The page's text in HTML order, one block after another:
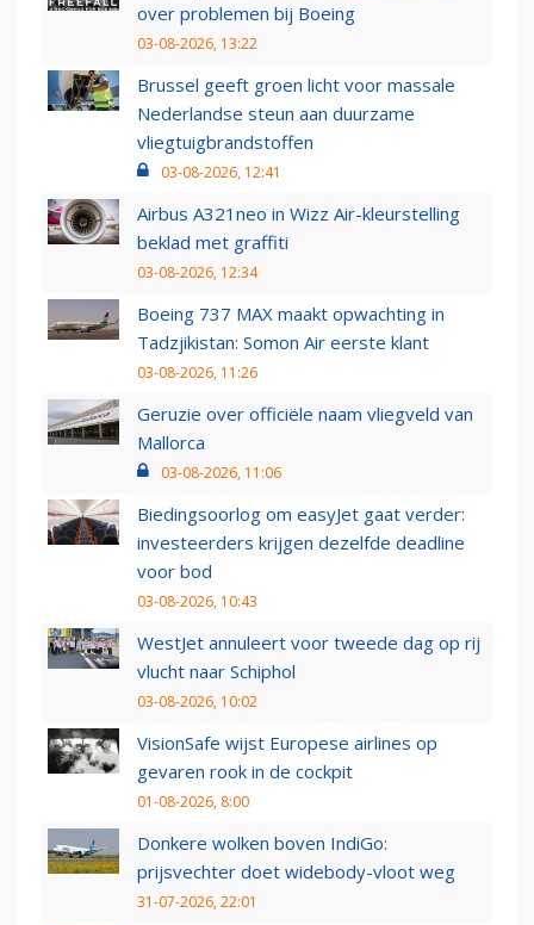
over problemen bij Boeing
03-08-2026, 13:22
Brussel geeft groen licht voor massale
Nederlandse steun aan duurzame
vliegtuigbrandstoffen
03-08-2026, 12:41
Airbus A321neo in Wizz Air-kleurstelling
beklad met graffiti
03-08-2026, 12:34
Boeing 737 MAX maakt opwachting in
Tadzjikistan: Somon Air eerste klant
03-08-2026, 11:26
Geruzie over officiële naam vliegveld van
Mallorca
03-08-2026, 11:06
Biedingsoorlog om easyJet gaat verder:
investeerders krijgen dezelfde deadline
voor bod
03-08-2026, 10:43
WestJet annuleert voor tweede dag op rij
vlucht naar Schiphol
03-08-2026, 10:02
VisionSafe wijst Europese airlines op
gevaren rook in de cockpit
01-08-2026, 8:00
Donkere wolken boven IndiGo:
prijsvechter doet widebody-vloot weg
31-07-2026, 22:01